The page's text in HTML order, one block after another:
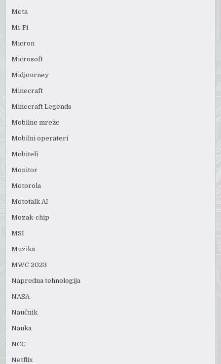
Meta
Mi-Fi
Micron
Microsoft
Midjourney
Minecraft
Minecraft Legends
Mobilne mreže
Mobilni operateri
Mobiteli
Monitor
Motorola
Mototalk AI
Mozak-chip
MSI
Muzika
MWC 2023
Napredna tehnologija
NASA
Naučnik
Nauka
NCC
Netflix